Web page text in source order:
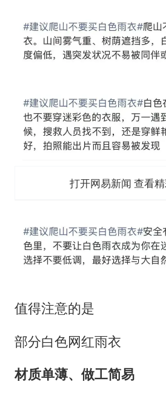
打开网易新闻 查看
值得注意的是
部分白色网红雨衣
材质单薄、做工简易